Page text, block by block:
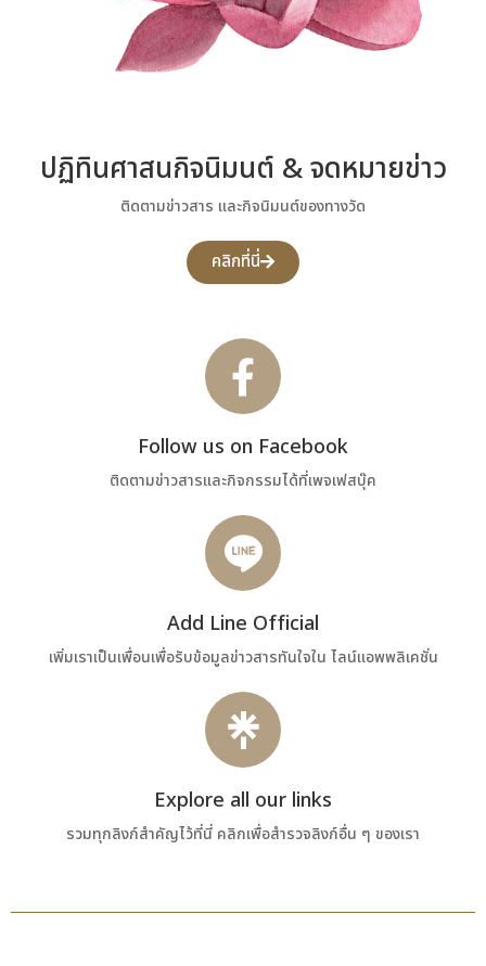
ปฏิทินศาสนกิจนิมนต์ & จดหมายข่าว
ติดตามข่าวสาร และกิจนิมนต์ของทางวัด
คลิกที่นี่
Follow us on Facebook
ติดตามข่าวสารและกิจกรรมได้ที่เพจเฟสบุ๊ค
Add Line Official
เพิ่มเราเป็นเพื่อนเพื่อรับข้อมูลข่าวสารทันใจใน ไลน์แอพพลิเคชั่น
Explore all our links
รวมทุกลิงก์สำคัญไว้ที่นี่ คลิกเพื่อสำรวจลิงก์อื่น ๆ ของเรา